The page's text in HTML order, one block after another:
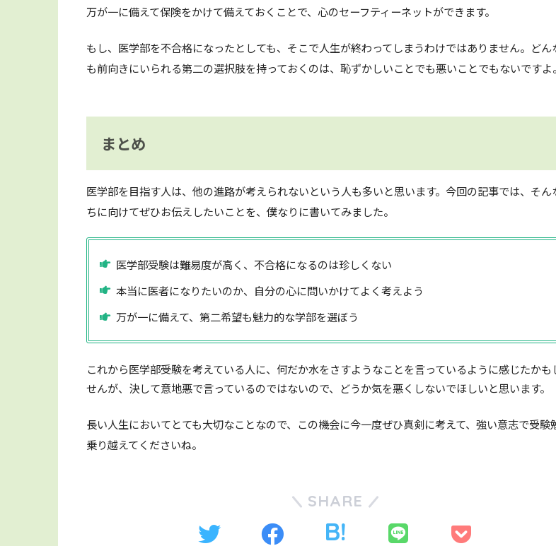
万が一に備えて保険をかけて備えておくことで、心のセーフティーネットができます。
もし、医学部を不合格になったとしても、そこで人生が終わってしまうわけではありません。どん
も前向きにいられる第二の選択肢を持っておくのは、恥ずかしいことでも悪いことでもないですよ。
まとめ
医学部を目指す人は、他の進路が考えられないという人も多いと思います。今回の記事では、そん
ちに向けてぜひお伝えしたいことを、僕なりに書いてみました。
医学部受験は難易度が高く、不合格になるのは珍しくない
本当に医者になりたいのか、自分の心に問いかけてよく考えよう
万が一に備えて、第二希望も魅力的な学部を選ぼう
これから医学部受験を考えている人に、何だか水をさすようなことを言っているように感じたかも
せんが、決して意地悪で言っているのではないので、どうか気を悪くしないでほしいと思います。
長い人生においてとても大切なことなので、この機会に今一度ぜひ真剣に考えて、強い意志で受験
乗り越えてくださいね。
SHARE